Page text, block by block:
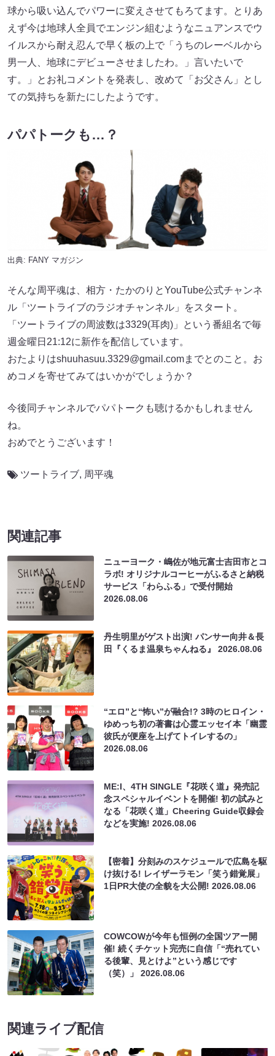
球から吸い込んでパワーに変えさせてもろてます。とりあ
えず今は地球人全員でエンジン組むようなニュアンスでウ
イルスから耐え忍んで早く板の上で「うちのレーベルから
男一人、地球にデビューさせましたわ。」言いたいで
す。」とお礼コメントを発表し、改めて「お父さん」とし
ての気持ちを新たにしたようです。
パパトークも…？
出典: FANY マガジン
そんな周平魂は、相方・たかのりとYouTube公式チャンネ
ル「ツートライブのラジオチャンネル」をスタート。
「ツートライブの周波数は3329(耳肉)」という番組名で毎
週金曜日21:12に新作を配信しています。
おたよりはshuuhasuu.3329@gmail.comまでとのこと。お
めコメを寄せてみてはいかがでしょうか？
今後同チャンネルでパパトークも聴けるかもしれません
ね。
おめでとうございます！
ツートライブ, 周平魂
関連記事
ニューヨーク・嶋佐が地元富士吉田市とコ
ラボ! オリジナルコーヒーがふるさと納税
サービス「わらふる」で受付開始
2026.08.06
丹生明里がゲスト出演! パンサー向井＆長
田『くるま温泉ちゃんねる』2026.08.06
“エロ”と“怖い”が融合!? 3時のヒロイン・
ゆめっち初の著書は心霊エッセイ本「幽霊
彼氏が便座を上げてトイレするの」
2026.08.06
ME:I、4TH SINGLE『花咲く道』発売記
念スペシャルイベントを開催! 初の試みと
なる「花咲く道」Cheering Guide収録会
などを実施!2026.08.06
【密着】分刻みのスケジュールで広島を駆
け抜ける! レイザーラモン「笑う錯覚展」
1日PR大使の全貌を大公開!2026.08.06
COWCOWが今年も恒例の全国ツアー開
催! 続くチケット完売に自信「“売れてい
る後輩、見とけよ”という感じです
（笑）」2026.08.06
関連ライブ配信